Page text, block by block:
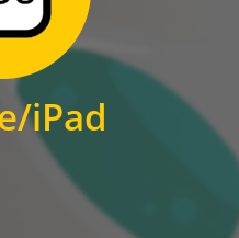
iPad
und iPad